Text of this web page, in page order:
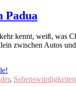
Padua
kennt, weiß, was
zwischen Autos
,